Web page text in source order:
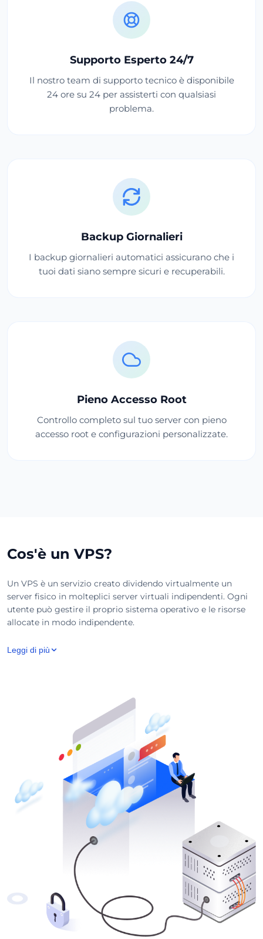
Supporto Esperto 24/7
Il nostro team di supporto tecnico è disponibile
24 ore su 24 per assisterti con qualsiasi
problema.
Backup Giornalieri
I backup giornalieri automatici assicurano che i
tuoi dati siano sempre sicuri e recuperabili.
Pieno Accesso Root
Controllo completo sul tuo server con pieno
accesso root e configurazioni personalizzate.
Cos'è un VPS?
Un VPS è un servizio creato dividendo virtualmente un
server fisico in molteplici server virtuali indipendenti. Ogni
utente può gestire il proprio sistema operativo e le risorse
allocate in modo indipendente.
Leggi di più